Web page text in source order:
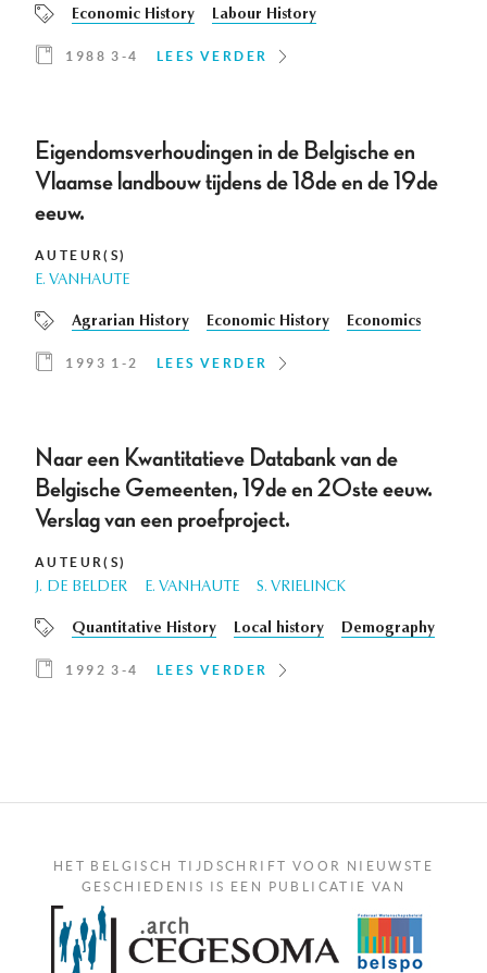
Economic History Labour History
1988 3-4 LEES VERDER
Eigendomsverhoudingen in de Belgische en
Vlaamse landbouw tijdens de 18de en de 19de
eeuw.
AUTEUR(S)
E. VANHAUTE
Agrarian History Economic History Economics
1993 1-2 LEES VERDER
Naar een Kwantitatieve Databank van de
Belgische Gemeenten, 19de en 20ste eeuw.
Verslag van een proefproject.
AUTEUR(S)
J. DE BELDER E. VANHAUTE S. VRIELINCK
Quantitative History Local history Demography
1992 3-4 LEES VERDER
HET BELGISCH TIJDSCHRIFT VOOR NIEUWSTE
GESCHIEDENIS IS EEN PUBLICATIE VAN